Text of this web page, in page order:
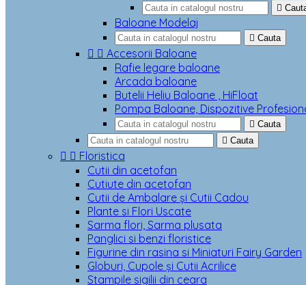

Baloane Modelaj
 Cauta
  Accesorii Baloane
Rafie legare baloane
Arcada baloane
Butelii Heliu Baloane , HiFloat
Pompa Baloane, Dispozitive
 Cauta
 Cauta
  Floristica
Cutii din acetofan
Cutiute din acetofan
Cutii de Ambalare și Cutii Cadou
Plante si Flori Uscate
Sarma flori, Sarma plusata
Panglici si benzi floristice
Figurine din rasina si Miniaturi Fairy Garden
Globuri, Cupole și Cutii Acrilice
Stampile sigilii din ceara